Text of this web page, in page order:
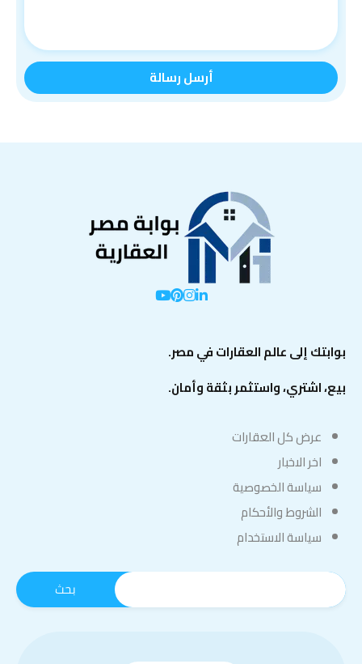
بوابتك إلى عالم العقارات في مصر.
بيع، اشتري، واستثمر بثقة وأمان.
عرض كل العقارات
اخر الاخبار
سياسة الخصوصية
الشروط والأحكام
سياسة الاستخدام